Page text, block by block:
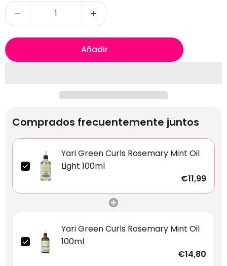
Añadir
Comprados frecuentemente juntos
Yari Green Curls Rosemary Mint Oil
Light 100ml
€11,99
Yari Green Curls Rosemary Mint Oil
100ml
€14,80